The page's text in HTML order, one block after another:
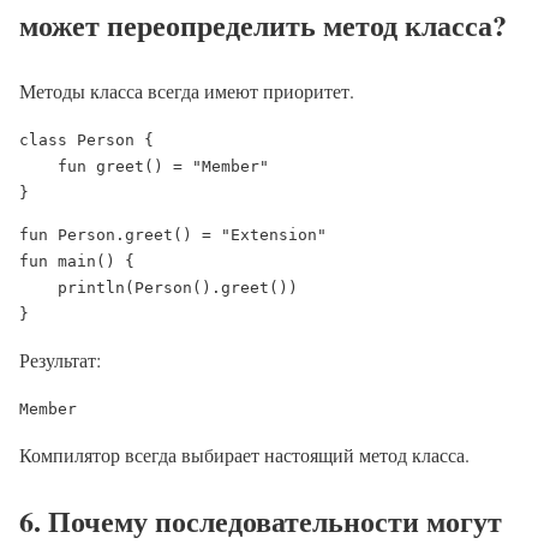
может переопределить метод класса?
Методы класса всегда имеют приоритет.
class Person {
}
fun Person.greet() = "Extension"
fun main() {
}
Результат:
Компилятор всегда выбирает настоящий метод класса.
6. Почему последовательности могут